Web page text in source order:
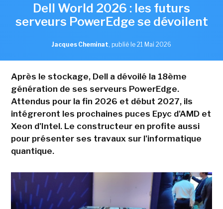
Dell World 2026 : les futurs
serveurs PowerEdge se dévoilent
Jacques Cheminat, publié le 21 Mai 2026
Après le stockage, Dell a dévoilé la 18ème
génération de ses serveurs PowerEdge.
Attendus pour la fin 2026 et début 2027, ils
intégreront les prochaines puces Epyc d'AMD et
Xeon d'Intel. Le constructeur en profite aussi
pour présenter ses travaux sur l'informatique
quantique.